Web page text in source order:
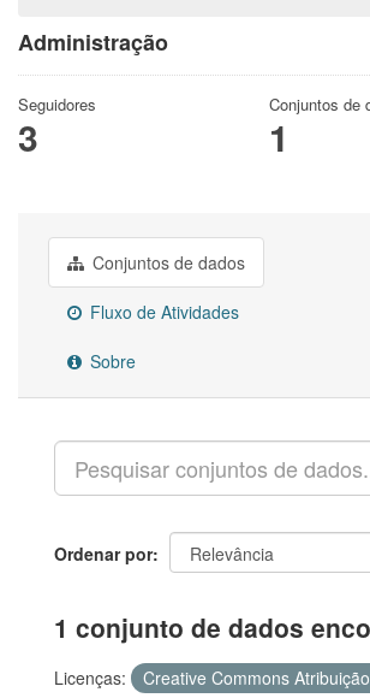
Administração
Seguidores
3
Conjuntos de
1
Conjuntos de dados
Fluxo de Atividades
Sobre
Ordenar por
1 conjunto de dados
Licenças:
Creative Commons Atribuição